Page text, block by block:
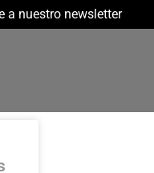
a nuestro newsletter